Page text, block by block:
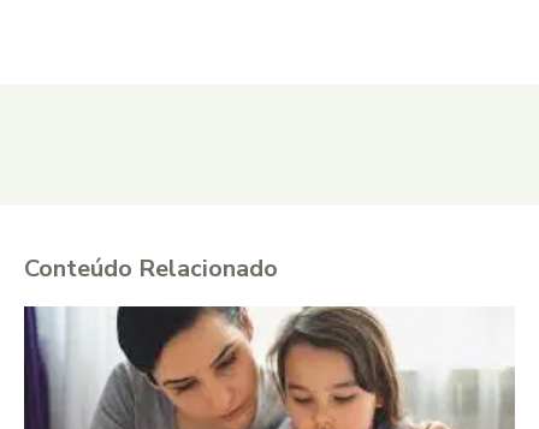
Conteúdo Relacionado